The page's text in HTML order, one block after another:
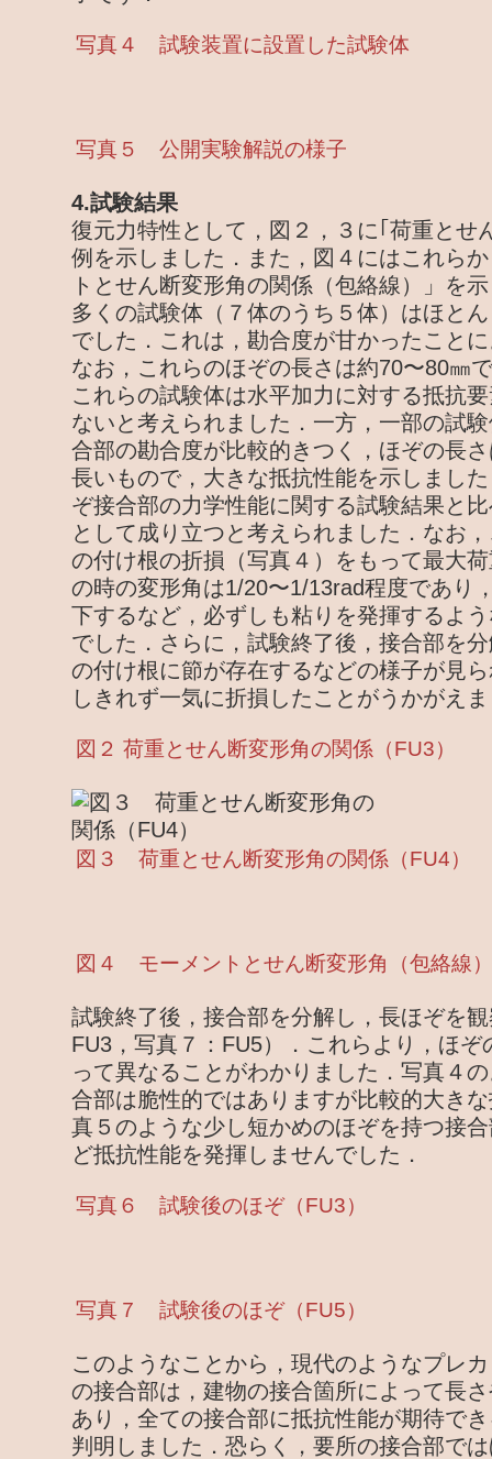
写真４ 試験装置に設置した試験体
写真５ 公開実験解説の様子
4.試験結果
復元力特性として，図２，３に｢荷重とせ
例を示しました．また，図４にはこれら
トとせん断変形角の関係（包絡線）」を
多くの試験体（７体のうち５体）はほと
でした．これは，勘合度が甘かったこと
なお，これらのほぞの長さは約70〜80㎜
これらの試験体は水平加力に対する抵抗
ないと考えられました．一方，一部の試
合部の勘合度が比較的きつく，ほぞの長
長いもので，大きな抵抗性能を示しまし
ぞ接合部の力学性能に関する試験結果と
として成り立つと考えられました．なお
の付け根の折損（写真４）をもって最大
の時の変形角は1/20〜1/13rad程度であり
下するなど，必ずしも粘りを発揮するよ
でした．さらに，試験終了後，接合部を
の付け根に節が存在するなどの様子が見
しきれず一気に折損したことがうかがえ
図２ 荷重とせん断変形角の関係（FU3）
図３ 荷重とせん断変形角の関係（FU4）
図４ モーメントとせん断変形角（包絡線）
試験終了後，接合部を分解し，長ほぞを
FU3，写真７：FU5）．これらより，ほ
って異なることがわかりました．写真４
合部は脆性的ではありますが比較的大き
真５のような少し短かめのほぞを持つ接
ど抵抗性能を発揮しませんでした．
写真６ 試験後のほぞ（FU3）
写真７ 試験後のほぞ（FU5）
このようなことから，現代のようなプレ
の接合部は，建物の接合箇所によって長
あり，全ての接合部に抵抗性能が期待で
判明しました．恐らく，要所の接合部で